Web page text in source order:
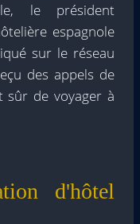
le président
espagnole
sur le réseau
des appels de
sûr de voyager à
d'hôtel